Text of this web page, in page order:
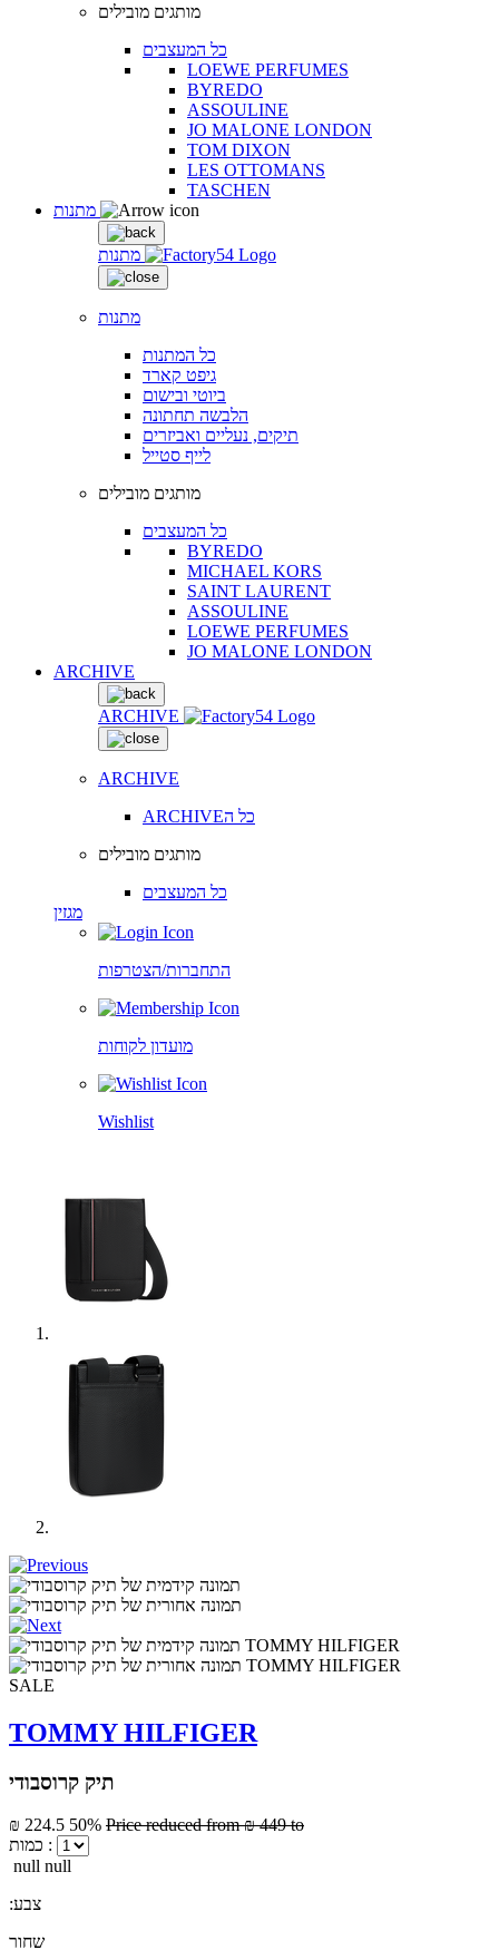
מותגים מובילים
כל המעצבים
LOEWE PERFUMES
BYREDO
ASSOULINE
JO MALONE LONDON
TOM DIXON
LES OTTOMANS
TASCHEN
מתנות
מתנות
כל המתנות
גיפט קארד
ביוטי ובישום
הלבשה תחתונה
תיקים, נעליים ואביזרים
לייף סטייל
מותגים מובילים
כל המעצבים
BYREDO
MICHAEL KORS
SAINT LAURENT
ASSOULINE
LOEWE PERFUMES
JO MALONE LONDON
ARCHIVE
ARCHIVE
ARCHIVE
ARCHIVEכל ה
מותגים מובילים
כל המעצבים
מגזין
התחברות/הצטרפות
מועדון לקוחות
Wishlist
SALE
TOMMY HILFIGER
תיק קרוסבודי
₪ 224.5 50% Price reduced from₪ 449 to
כמות :
null null
:צבע
שחור